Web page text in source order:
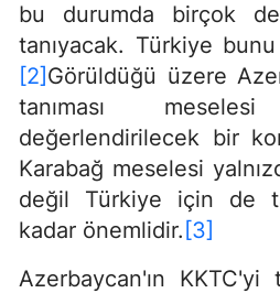
bu durumda birçok
tanıyacak. Türkiye
[2]Görüldüğü üzere
tanıması
değerlendirilecek bir
Karabağ meselesi
değil Türkiye için de
kadar önemlidir. [3]
Azerbaycan'ın KKTC'yi